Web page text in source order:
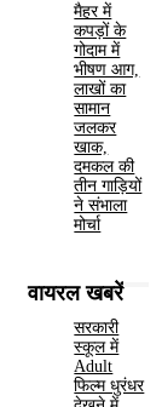
मैहर में
कपड़ों के
गोदाम में
भीषण आग,
लाखों का
सामान
जलकर
खाक,
दमकल की
तीन गाड़ियों
ने संभाला
मोर्चा
वायरल खबरें
सरकारी
स्कूल में
Adult
फिल्म धुरंधर